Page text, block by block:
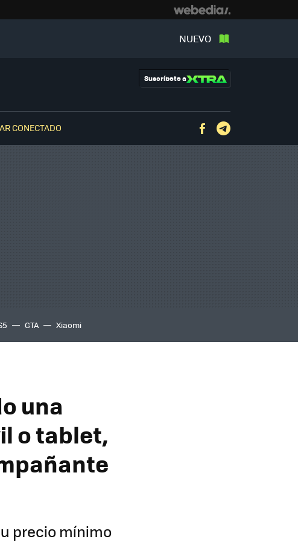
NUEVO
Suscríbete a
CONECTADO Facebook
GTA Xiaomi
una
o tablet,
precio mínimo